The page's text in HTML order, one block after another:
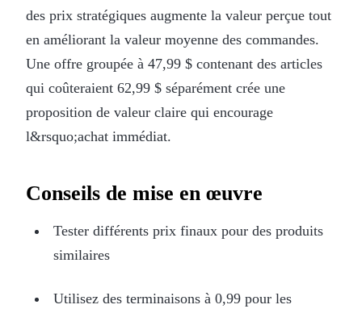
des prix stratégiques augmente la valeur perçue tout
en améliorant la valeur moyenne des commandes.
Une offre groupée à 47,99 $ contenant des articles
qui coûteraient 62,99 $ séparément crée une
proposition de valeur claire qui encourage
l&rsquo;achat immédiat.
Conseils de mise en œuvre
Tester différents prix finaux pour des produits
similaires
Utilisez des terminaisons à 0,99 pour les